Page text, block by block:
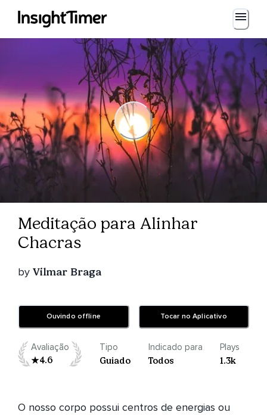
Meditação para Alinhar
Chacras
by Vilmar Braga
Ouvindo offline Tocar no Aplicativo
Avaliação
4.6
Tipo
Guiado
Indicado para
Todos
Plays
1.3k
O nosso corpo possui centros de energias ou